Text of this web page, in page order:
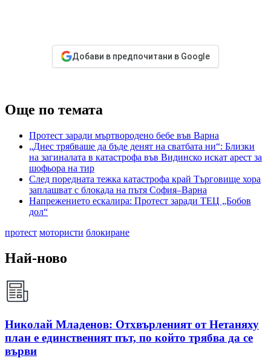
Добави в предпочитани в Google
Още по темата
Протест заради мъртвородено бебе във Варна
„Днес трябваше да бъде денят на сватбата ни“: Близки
на загиналата в катастрофа във Видинско искат арест за
шофьора на тир
След поредната тежка катастрофа край Търговище хора
заплашват с блокада на пътя София–Варна
Напрежението ескалира: Протест заради ТЕЦ „Бобов
дол“
протест мотористи блокиране
Най-ново
Николай Младенов: Отхвърленият от Нетаняху
план е единственият път, по който трябва да се
върви